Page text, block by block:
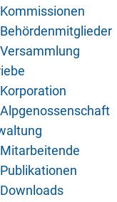
Kommissionen
Behördenmitglieder
Versammlung
Korporation
Alpgenossenschaft
Mitarbeitende
Publikationen
Downloads